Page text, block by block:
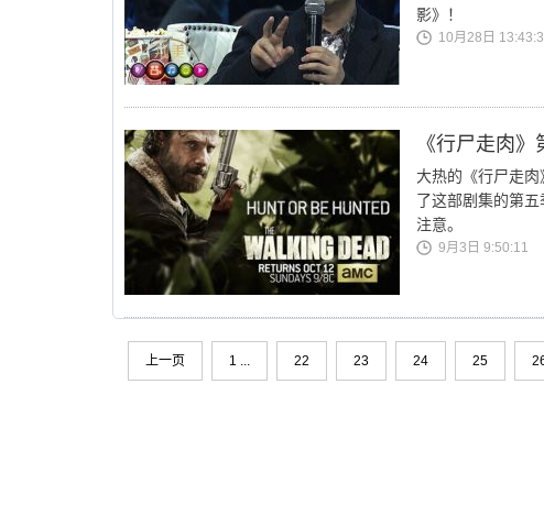
影》！
10月28日
《行尸走肉
大热的《行尸走
了这部剧集的第
注意。
9月3日 9:50:11
上一页 1 ... 22 23 24 25